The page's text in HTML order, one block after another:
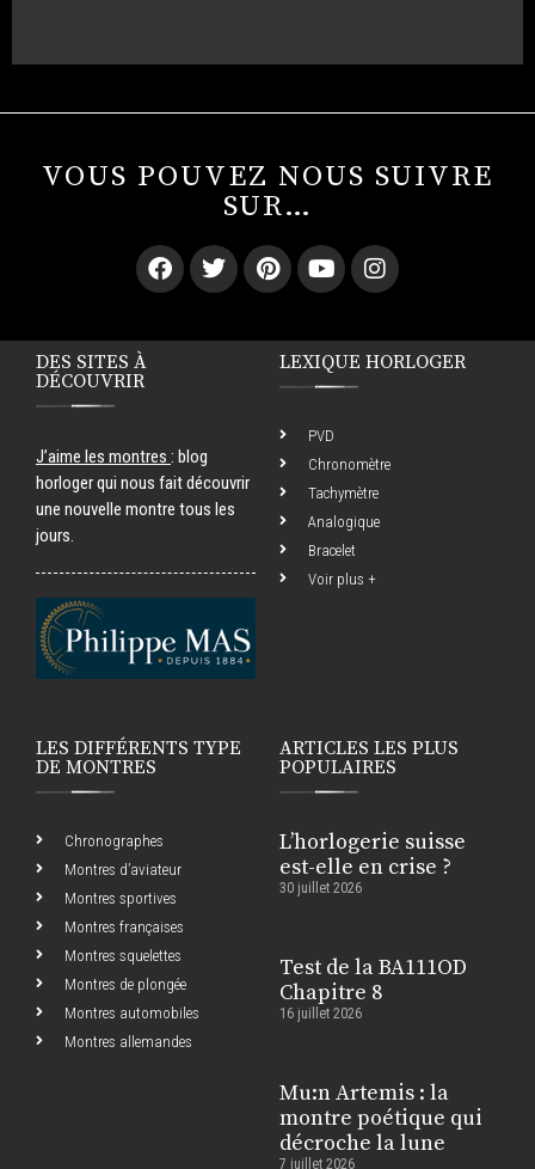
VOUS POUVEZ NOUS SUIVRE
SUR…
DES SITES À
DÉCOUVRIR
J’aime les montres : blog
horloger qui nous fait découvrir
une nouvelle montre tous les
jours.
LEXIQUE HORLOGER
PVD
Chronomètre
Tachymètre
Analogique
Bracelet
Voir plus +
LES DIFFÉRENTS TYPE
DE MONTRES
Chronographes
Montres d’aviateur
Montres sportives
Montres françaises
Montres squelettes
Montres de plongée
Montres automobiles
Montres allemandes
ARTICLES LES PLUS
POPULAIRES
L’horlogerie suisse
est-elle en crise ?
30 juillet 2026
Test de la BA111OD
Chapitre 8
16 juillet 2026
Mu:n Artemis : la
montre poétique qui
décroche la lune
7 juillet 2026